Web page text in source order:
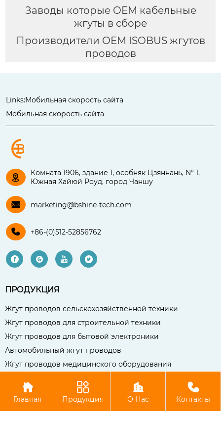
Заводы которые OEM кабельные
жгуты в сборе
Производители OEM ISOBUS жгутов
проводов
Links:Мобильная скорость сайта
Мобильная скорость сайта

Комната 1906, здание 1, особняк Цзяннань, № 1,
Южная Хайюй Роуд, город Чаншу
 marketing@bshine-tech.com
 +86-(0)512-52856762
   
ПРОДУКЦИЯ
Жгут проводов сельскохозяйственной техники
Жгут проводов для строительной техники
Жгут проводов для бытовой электроники
Автомобильный жгут проводов
Жгут проводов медицинского оборудования
Авторское право©Чаншу Бо Сянь Компания электронных
технологий, ООО

Главная

Продукция

О Нас

Контакты